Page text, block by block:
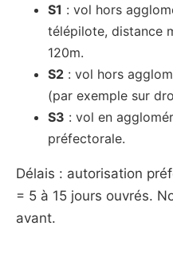
S1 : vol hors
télépilote, distance
120m.
S2 : vol hors
(par exemple sur
S3 : vol en
préfectorale.
Délais : autorisation
= 5 à 15 jours ouvrés.
avant.